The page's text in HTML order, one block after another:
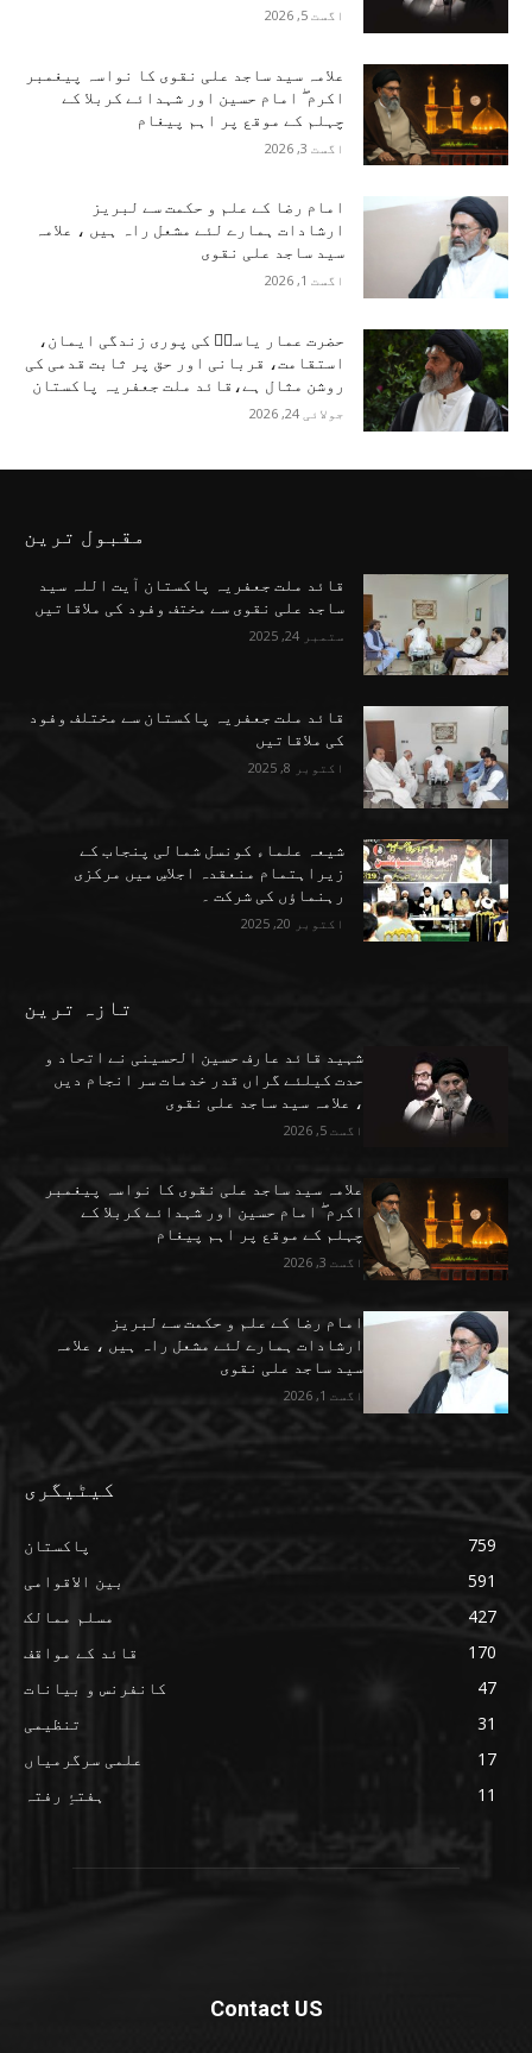
اگست 5, 2026
علامہ سید ساجد علی نقوی کا نواسہ پیغمبر
اکرم ۖ امام حسین اور شہدائے کربلا کے
چہلم کے موقع پر اہم پیغام
اگست 3, 2026
امام رضا کے علم و حکمت سے لبریز
ارشادات ہمارے لئے مشعل راہ ہیں ، علامہ
سید ساجد علی نقوی
اگست 1, 2026
حضرت عمار یاسرؑ کی پوری زندگی ایمان،
استقامت، قربانی اور حق پر ثابت قدمی کی
روشن مثال ہے،قائد ملت جعفریہ پاکستان
جولائی 24, 2026
مقبول ترین
قائد ملت جعفریہ پاکستان آیت اللہ سید
ساجد علی نقوی سے مختف وفود کی ملاقاتیں
ستمبر 24, 2025
قائد ملت جعفریہ پاکستان سے مختلف وفود
کی ملاقاتیں
اکتوبر 8, 2025
شیعہ علماء کونسل شمالی پنجاب کے
زیراہتمام منعقدہ اجلاسِ میں مرکزی
رہنماؤں کی شرکت ۔
اکتوبر 20, 2025
تازہ ترین
شہید قائد عارف حسین الحسینی نے اتحاد و
حدت کیلئے گراں قدر خدمات سر انجام دیں
، علامہ سید ساجد علی نقوی
اگست 5, 2026
علامہ سید ساجد علی نقوی کا نواسہ پیغمبر
اکرم ۖ امام حسین اور شہدائے کربلا کے
چہلم کے موقع پر اہم پیغام
اگست 3, 2026
امام رضا کے علم و حکمت سے لبریز
ارشادات ہمارے لئے مشعل راہ ہیں ، علامہ
سید ساجد علی نقوی
اگست 1, 2026
کیٹیگری
پاکستان
759
بین الاقوامی
591
مسلم ممالک
427
قائد کے مواقف
170
کانفرنس و بیانات
47
تنظیمی
31
علمی سرگرمیاں
17
ہفتۂِ رفتہ
11
Contact US